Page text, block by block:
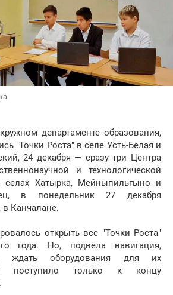
департаменте образования,
"Точки Роста" в селе Усть-Белая и
24 декабря — сразу три Центра
и технологической
селах Хатырка, Мейныпильгыно и
в понедельник 27 декабря
Канчалане.
открыть все "Точки Роста"
года. Но, подвела навигация,
ждать оборудования для их
поступило только к концу